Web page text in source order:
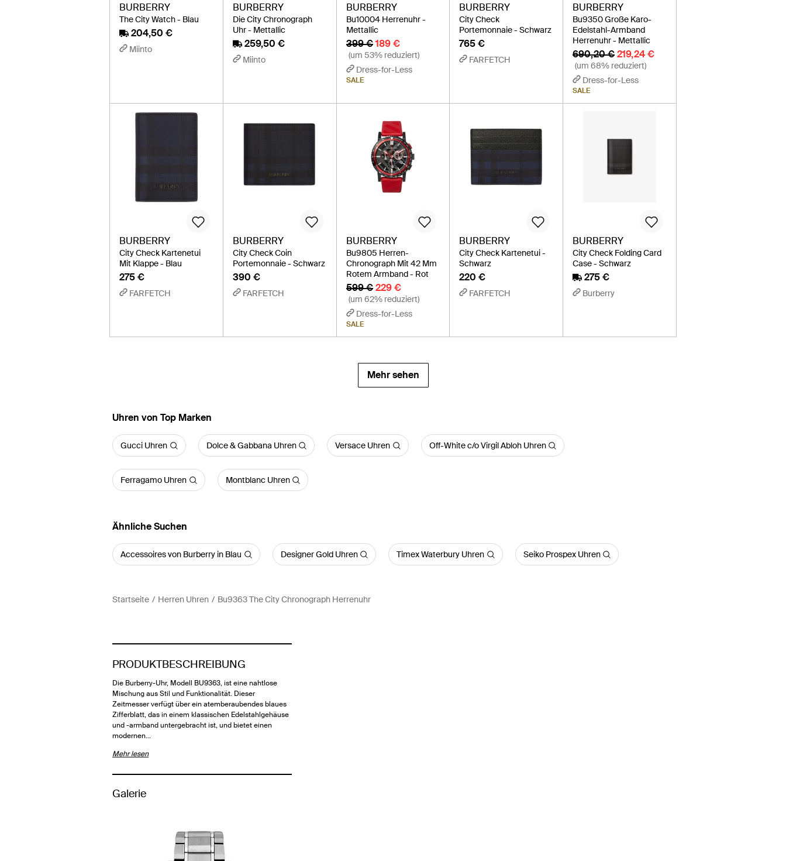
BURBERRY
The City Watch - Blau
204,50 €
Miinto
BURBERRY
Die City Chronograph
Uhr - Mettallic
259,50 €
Miinto
BURBERRY
Bu10004 Herrenuhr -
Mettallic
399 € 189 €
(um 53% reduziert)
Dress-for-Less
SALE
BURBERRY
City Check
Portemonnaie - Schwarz
765 €
FARFETCH
BURBERRY
Bu9350 Große Karo-
Edelstahl-Armband
Herrenuhr - Mettallic
690,20 €219,24 €
(um 68% reduziert)
Dress-for-Less
SALE
BURBERRY
City Check Kartenetui
Mit Klappe - Blau
275 €
FARFETCH
BURBERRY
City Check Coin
Portemonnaie - Schwarz
390 €
FARFETCH
BURBERRY
Bu9805 Herren-
Chronograph Mit 42 Mm
Rotem Armband - Rot
599 € 229 €
(um 62% reduziert)
Dress-for-Less
SALE
BURBERRY
City Check Kartenetui -
Schwarz
220 €
FARFETCH
BURBERRY
City Check Folding Card
Case - Schwarz
275 €
Burberry
Mehr sehen
Uhren von Top Marken
Gucci Uhren Dolce & Gabbana Uhren Versace Uhren Off-White c/o Virgil Abloh Uhren
Ferragamo Uhren Montblanc Uhren
Ähnliche Suchen
Accessoires von Burberry in Blau Designer Gold Uhren Timex Waterbury Uhren Seiko Prospex Uhren
Startseite Herren Uhren Bu9363 The City Chronograph Herrenuhr
PRODUKTBESCHREIBUNG
Die Burberry-Uhr, Modell BU9363, ist eine nahtlose
Mischung aus Stil und Funktionalität. Dieser
Zeitmesser verfügt über ein atemberaubendes blaues
Zifferblatt, das in einem klassischen Edelstahlgehäuse
und -armband untergebracht ist, und bietet einen
modernen…
Mehr lesen
Galerie